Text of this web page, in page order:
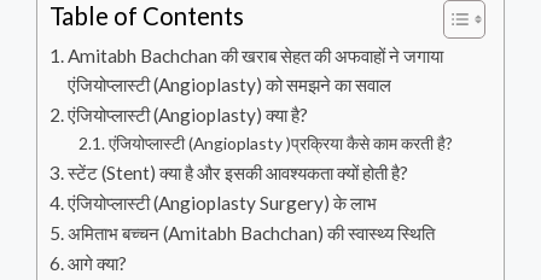
Table of Contents
Amitabh Bachchan की खराब सेहत की अफवाहों ने जगाया
एंजियोप्लास्टी (Angioplasty) को समझने का सवाल
एंजियोप्लास्टी (Angioplasty) क्या है?
एंजियोप्लास्टी (Angioplasty )प्रक्रिया कैसे काम करती है?
स्टेंट (Stent) क्या है और इसकी आवश्यकता क्यों होती है?
एंजियोप्लास्टी (Angioplasty Surgery) के लाभ
अमिताभ बच्चन (Amitabh Bachchan) की स्वास्थ्य स्थिति
आगे क्या?